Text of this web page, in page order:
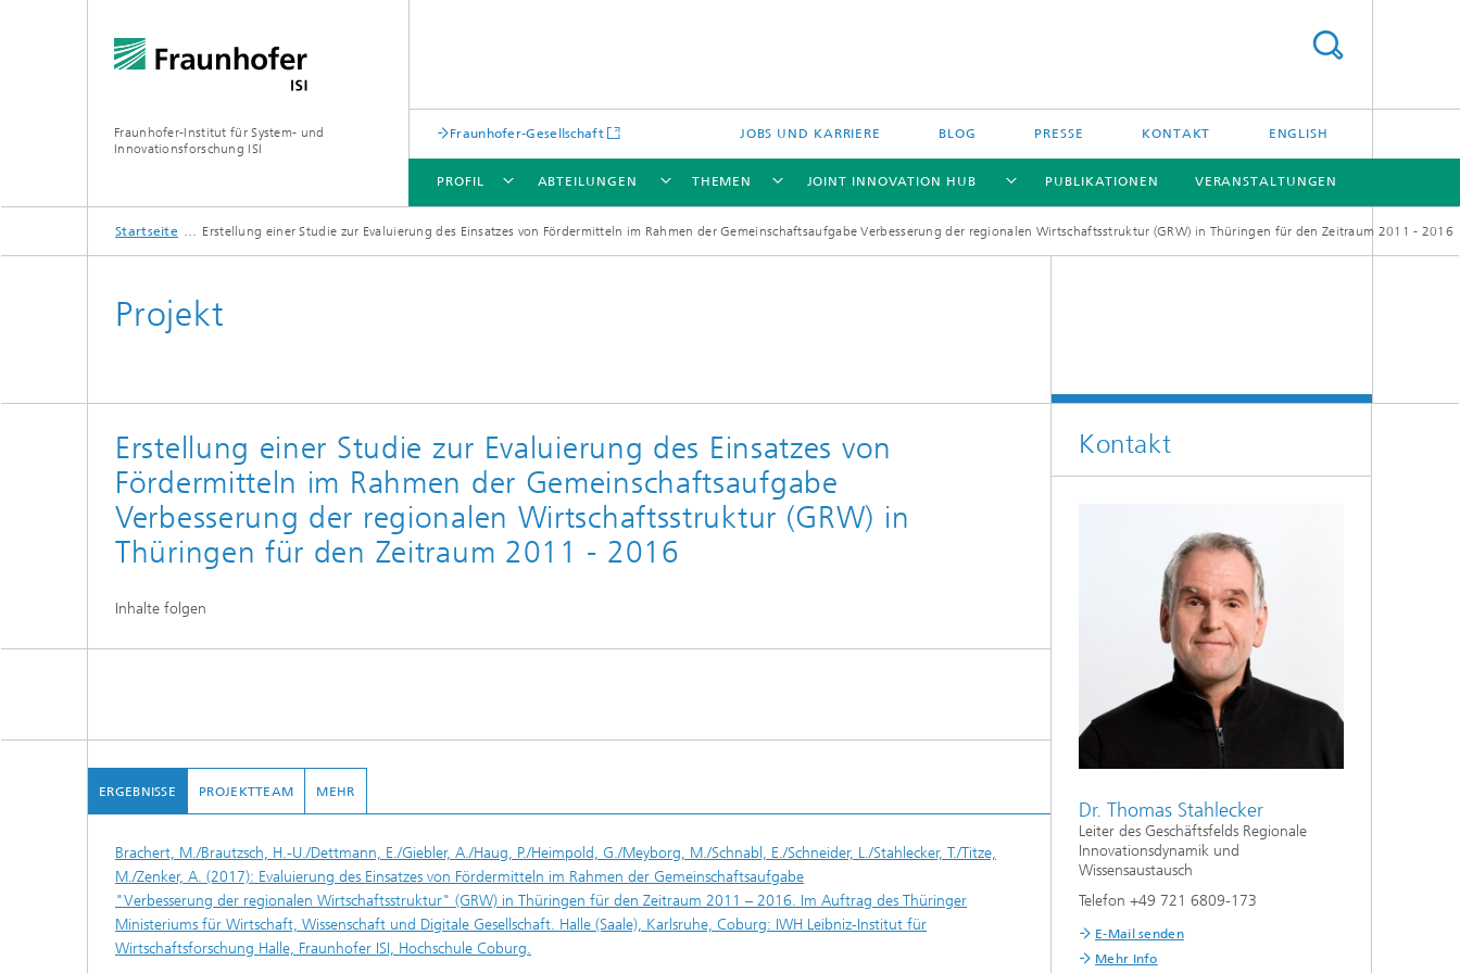
Fraunhofer-Institut für System- und
Innovationsforschung ISI
Fraunhofer-Gesellschaft JOBS UND KARRIERE BLOG PRESSE KONTAKT ENGLISH
PROFIL
[X]
PROFIL
ABTEILUNGEN
[X]
ABTEILUNGEN
THEMEN
[X]
THEMEN
JOINT INNOVATION HUB
[X]
JOINT INNOVATION HUB
PUBLIKATIONEN VERANSTALTUNGEN
Startseite Erstellung einer Studie zur Evaluierung des Einsatzes von Fördermitteln im Rahmen der Gemeinschaftsaufgabe Verbesserung der regionalen Wirtschaftsstruktur (GRW) in Thüringen für den Zeitraum 2011 - 2016
Projekt
Erstellung einer Studie zur Evaluierung des Einsatzes von
Fördermitteln im Rahmen der Gemeinschaftsaufgabe
Verbesserung der regionalen Wirtschaftsstruktur (GRW) in
Thüringen für den Zeitraum 2011 - 2016
Inhalte folgen
ERGEBNISSE
Brachert, M./Brautzsch, H.-U./Dettmann, E./Giebler, A./Haug, P./Heimpold, G./Meyborg, M./Schnabl, E./Schneider, L./Stahlecker, T./Titze,
M./Zenker, A. (2017): Evaluierung des Einsatzes von Fördermitteln im Rahmen der Gemeinschaftsaufgabe
"Verbesserung der regionalen Wirtschaftsstruktur" (GRW) in Thüringen für den Zeitraum 2011 – 2016. Im Auftrag des Thüringer
Ministeriums für Wirtschaft, Wissenschaft und Digitale Gesellschaft. Halle (Saale), Karlsruhe, Coburg: IWH Leibniz-Institut für
Wirtschaftsforschung Halle, Fraunhofer ISI, Hochschule Coburg.
PROJEKTTEAM MEHR
Kontakt
Dr. Thomas Stahlecker
Leiter des Geschäftsfelds Regionale
Innovationsdynamik und
Wissensaustausch
Telefon +49 721 6809-173
E-Mail senden
Mehr Info